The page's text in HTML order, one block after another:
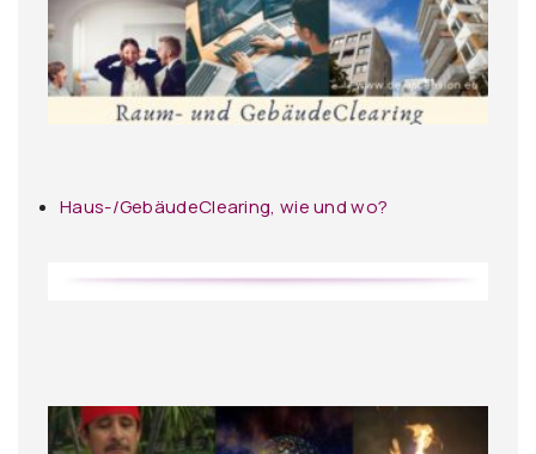
Haus-/GebäudeClearing, wie und wo?